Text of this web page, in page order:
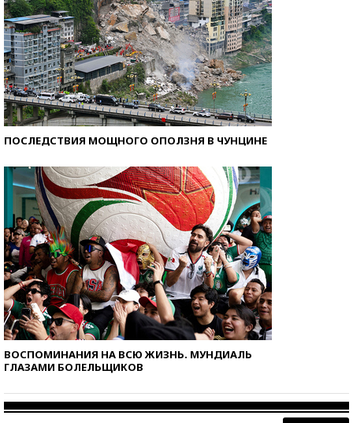
ПОСЛЕДСТВИЯ МОЩНОГО ОПОЛЗНЯ В ЧУНЦИНЕ
ВОСПОМИНАНИЯ НА ВСЮ ЖИЗНЬ. МУНДИАЛЬ
ГЛАЗАМИ БОЛЕЛЬЩИКОВ